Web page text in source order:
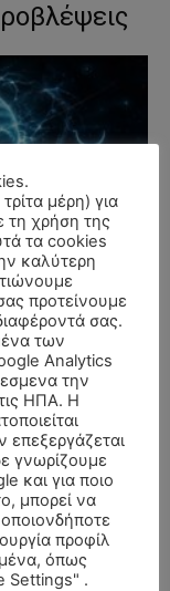
Διδύμους
Άρη – Ουρανού
myHoroscope είχε
μέρη) για
τη χρήση της
τα cookies
καλύτερη
προτείνουμε
σας.
των
Analytics
την
ΗΠΑ. Η
γνωρίζουμε
και για ποιο
μπορεί να
προφίλ
όπως
Settings" .